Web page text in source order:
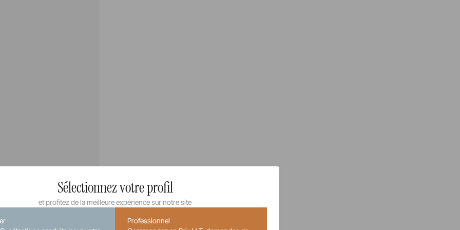
Sélectionnez votre profil
et profitez de la meilleure expérience sur notre site
Professionnel